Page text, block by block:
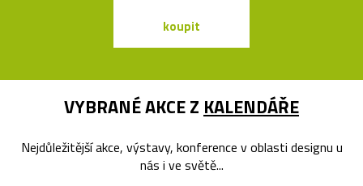
koupit
VYBRANÉ AKCE Z KALENDÁŘE
Nejdůležitější akce, výstavy, konference v oblasti designu u
nás i ve světě...